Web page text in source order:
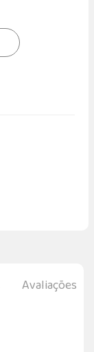
Avaliações